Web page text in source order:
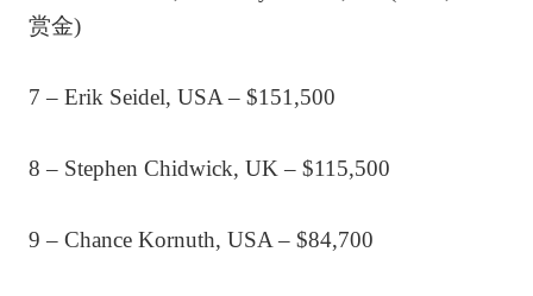
赏金)
7 – Erik Seidel, USA – $151,500
8 – Stephen Chidwick, UK – $115,500
9 – Chance Kornuth, USA – $84,700